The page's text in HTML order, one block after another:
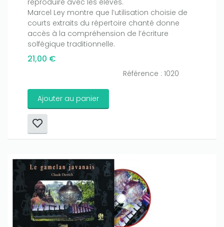
reproduire avec les élèves.
Marcel Ley montre que l’utilisation choisie de
courts extraits du répertoire chanté donne
accès à la compréhension de l’écriture
solfégique traditionnelle.
21,00 €
Référence : 1020
Ajouter au panier